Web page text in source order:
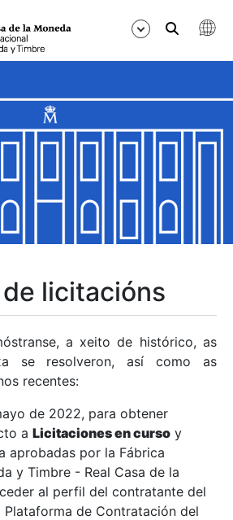
licitacións
a xeito de histórico, as
se resolveron, así como as
recentes:
de 2022, para obtener
a Licitaciones en curso y
aprobadas por la Fábrica
y Timbre - Real Casa de la
al perfil del contratante del
Plataforma de Contratación del